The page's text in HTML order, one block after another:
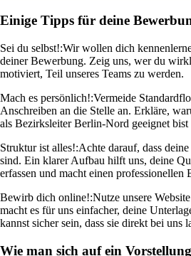
Einige Tipps für deine
Sei du selbst!:Wir wollen dich
deiner Bewerbung. Zeig uns, wer du
motiviert, Teil unseres Teams zu werden.
Mach es persönlich!:Vermeide
Anschreiben an die Stelle an. Erkläre,
als Bezirksleiter Berlin-Nord geeignet
Struktur ist alles!:Achte darauf, dass
sind. Ein klarer Aufbau hilft uns, deine
erfassen und macht einen professionellen
Bewirb dich online!:Nutze unsere
macht es für uns einfacher, deine
kannst sicher sein, dass sie direkt bei uns
Wie man sich auf ein